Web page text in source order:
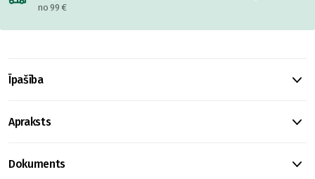
no 99 €
Īpašība
Apraksts
Dokuments